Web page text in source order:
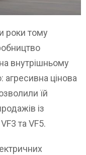
роки тому
внутрішньому
агресивна цінова
їй
із
та VF5.